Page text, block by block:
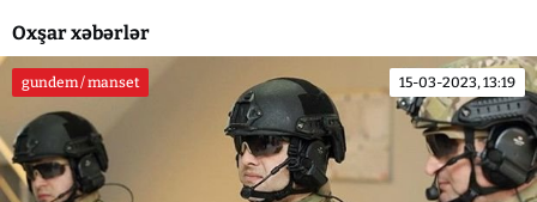
Oxşar xəbərlər
gundem / manset 15-03-2023, 13:19